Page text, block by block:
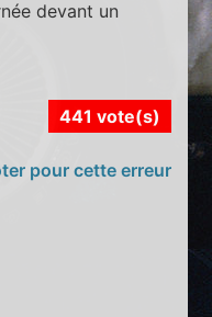
devant un
441 vote(s)
pour cette erreur